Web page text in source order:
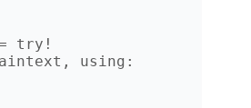
try!
using: